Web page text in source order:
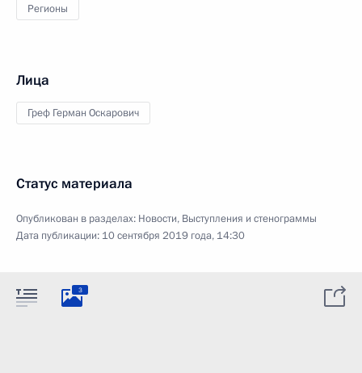
Регионы
Лица
Греф Герман Оскарович
Статус материала
Опубликован в разделах: Новости, Выступления и стенограммы
Дата публикации: 10 сентября 2019 года, 14:30
3